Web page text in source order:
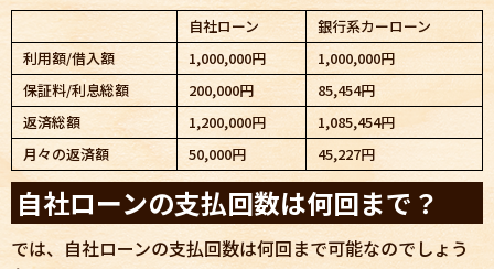
自社ローン
銀行系カーローン
利用額/借入額
1,000,000円
1,000,000円
保証料/利息総額
200,000円
85,454円
返済総額
1,200,000円
1,085,454円
月々の返済額
50,000円 45,227円
自社ローンの支払回数は何回まで？
では、自社ローンの支払回数は何回まで可能なのでしょう